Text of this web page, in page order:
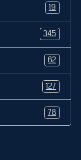
19
345
62
127
78